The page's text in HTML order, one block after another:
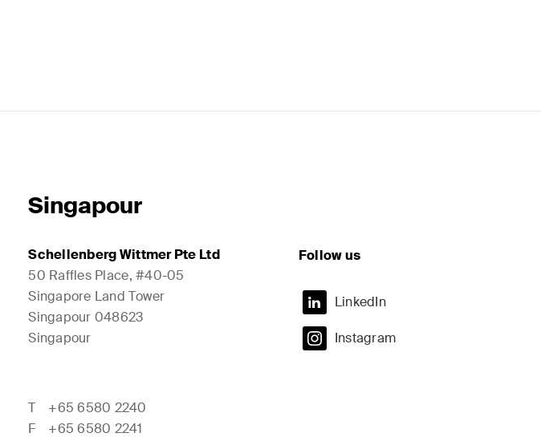
Singapour
Schellenberg Wittmer Pte Ltd
50 Raffles Place, #40-05
Singapore Land Tower
Singapour 048623
Singapour
T
+65 6580 2240
F
+65 6580 2241
Follow us
LinkedIn
Instagram